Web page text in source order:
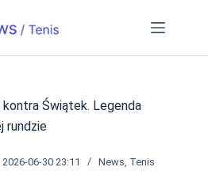
Świątek. Legenda
rundzie
2026-06-30 23:11 News Tenis